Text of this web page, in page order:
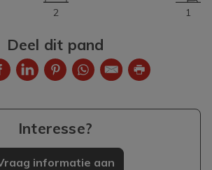
2 1
Deel dit pand
Interesse?
informatie aan